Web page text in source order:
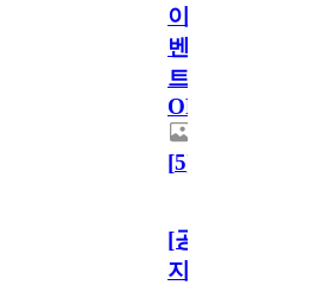
이
벤
트
OPEN!
[5]
[공
지]